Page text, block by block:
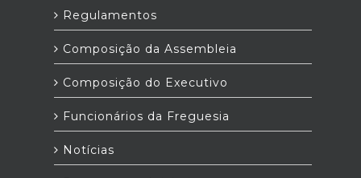
Regulamentos
Composição da Assembleia
Composição do Executivo
Funcionários da Freguesia
Notícias